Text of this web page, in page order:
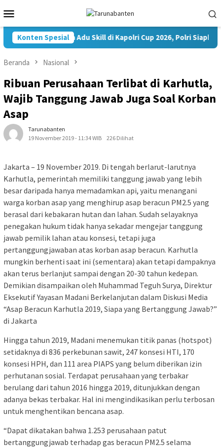
ke
kontenMobile
Konten Spesial
35.936 Peserta Adu Skill di Kapolri Cup 2026, Polri Siapkan
Beranda Nasional
Ribuan Perusahaan Terlibat di Karhutla,
Wajib Tanggung Jawab Juga Soal Korban
Asap
Tarunabanten
19 November 2019 - 11:34 WIB
226 Dilihat
Jakarta – 19 November 2019. Di tengah berlarut-larutnya
Karhutla, pemerintah memiliki tanggung jawab yang lebih
besar daripada hanya memadamkan api, yaitu menangani
warga korban asap yang menghirup asap beracun PM2.5 yang
berasal dari kebakaran hutan dan lahan. Sudah selayaknya
penegakan hukum tidak hanya sekadar mengejar tanggung
jawab pemilik lahan atau konsesi, tetapi juga
pertanggungjawaban atas korban asap beracun. Karhutla
mungkin berhenti saat ini (sementara) akan tetapi dampaknya
akan terus berlanjut sampai dengan 20-30 tahun kedepan.
Demikian disampaikan oleh Muhammad Teguh Surya, Direktur
Eksekutif Yayasan Madani Berkelanjutan dalam Diskusi Media
“Asap Beracun Karhutla 2019, Siapa yang Bertanggung Jawab?”
di Jakarta
Hingga tahun 2019, Madani menemukan titik panas (hotspot)
setidaknya di 836 perkebunan sawit, 247 konsesi HTI, 170
konsesi HPH, dan 111 area PIAPS yang belum diberikan izin
perhutanan sosial. Terdapat perusahaan yang terbakar
berulang dari tahun 2016 hingga 2019, ditunjukkan dengan
adanya bekas terbakar. Hal ini mengindikasikan perlu terbosan
untuk menghentikan bencana asap.
“Dapat dikatakan bahwa 1.253 perusahaan patut
bertanggungjawab terhadap gas beracun PM2.5 selama